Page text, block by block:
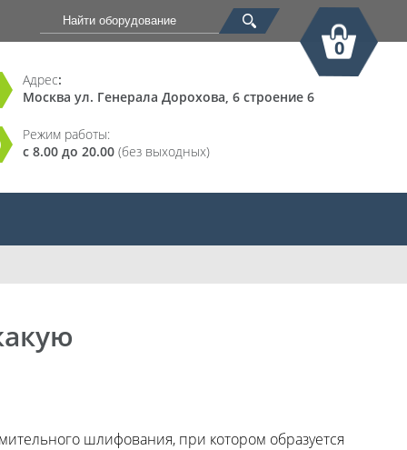
0
Адрес:
Москва ул. Генерала Дорохова, 6 строение 6
Режим работы:
с 8.00 до 20.00 (без выходных)
шлифования, при котором образуется